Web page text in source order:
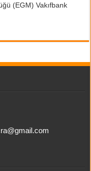
(EGM) Vakıfbank